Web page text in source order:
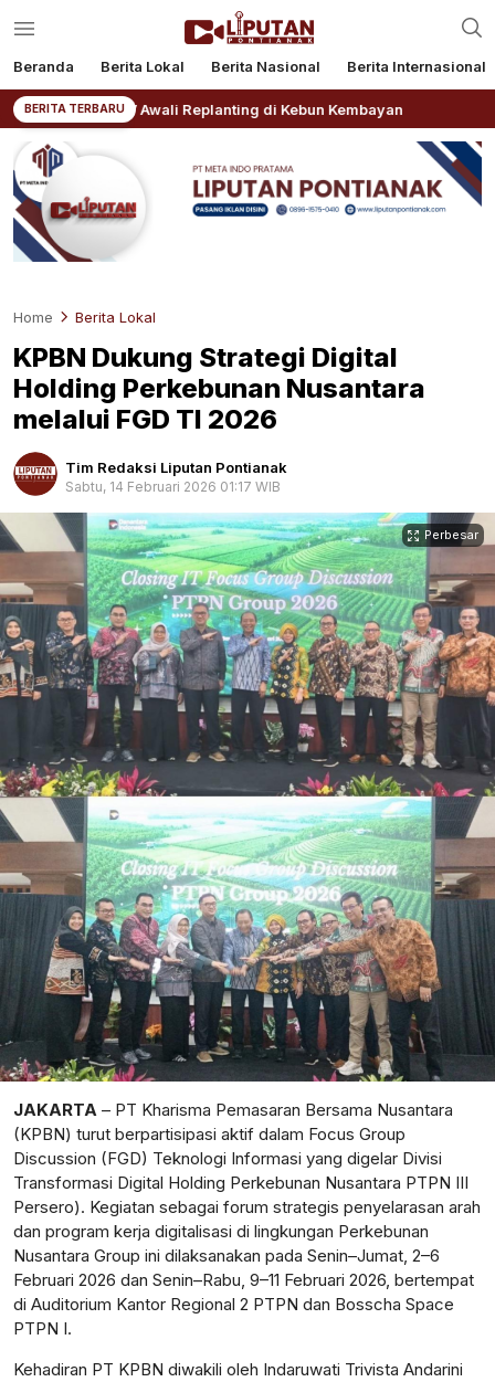
Beranda Berita Lokal Berita Nasional Berita Internasional
BERITA TERBARU
V Awali Replanting di Kebun Kembayan
Home Berita Lokal
KPBN Dukung Strategi Digital
Holding Perkebunan Nusantara
melalui FGD TI 2026
Tim Redaksi Liputan Pontianak
Sabtu, 14 Februari 2026 01:17 WIB
Perbesar
JAKARTA – PT Kharisma Pemasaran Bersama Nusantara
(KPBN) turut berpartisipasi aktif dalam Focus Group
Discussion (FGD) Teknologi Informasi yang digelar Divisi
Transformasi Digital Holding Perkebunan Nusantara PTPN III
Persero). Kegiatan sebagai forum strategis penyelarasan arah
dan program kerja digitalisasi di lingkungan Perkebunan
Nusantara Group ini dilaksanakan pada Senin–Jumat, 2–6
Februari 2026 dan Senin–Rabu, 9–11 Februari 2026, bertempat
di Auditorium Kantor Regional 2 PTPN dan Bosscha Space
PTPN I.
Kehadiran PT KPBN diwakili oleh Indaruwati Trivista Andarini